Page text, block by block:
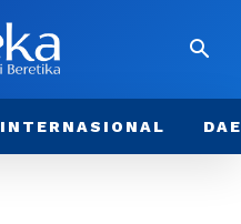
INTERNASIONAL